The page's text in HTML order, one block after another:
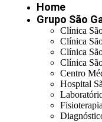
Home
Grupo São
Clínica
Clínica
Clínica
Clínica
Centro
Hospital
Fisioterapia